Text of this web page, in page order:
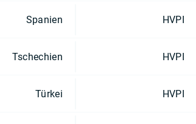
Spanien HVPI
Tschechien HVPI
Türkei HVPI